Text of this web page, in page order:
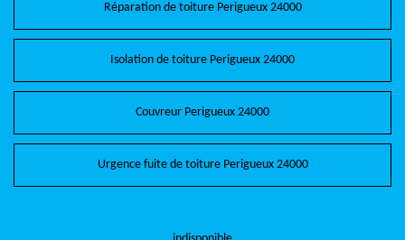
Réparation de toiture Perigueux 24000
Isolation de toiture Perigueux 24000
Couvreur Perigueux 24000
Urgence fuite de toiture Perigueux 24000